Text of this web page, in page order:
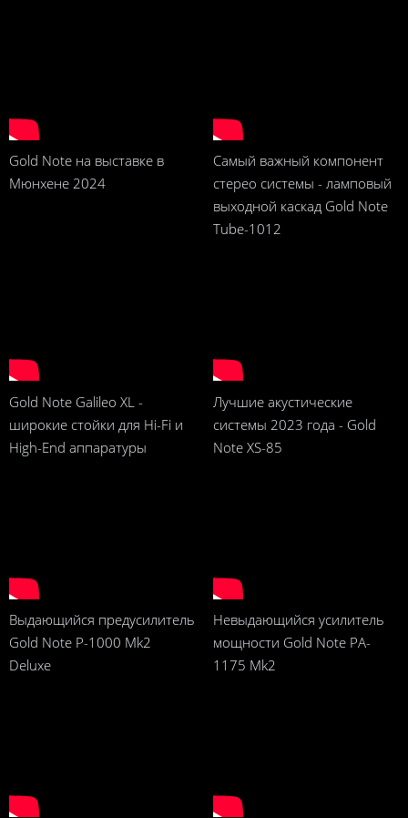
Gold Note на выставке в
Мюнхене 2024
Самый важный компонент
стерео системы - ламповый
выходной каскад Gold Note
Tube-1012
Gold Note Galileo XL -
широкие стойки для Hi-Fi и
High-End аппаратуры
Лучшие акустические
системы 2023 года - Gold
Note XS-85
Выдающийся предусилитель
Gold Note P-1000 Mk2
Deluxe
Невыдающийся усилитель
мощности Gold Note PA-
1175 Mk2